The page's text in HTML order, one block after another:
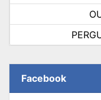
Facebook